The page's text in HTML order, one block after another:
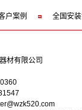
户案例 全国安
材有限公司